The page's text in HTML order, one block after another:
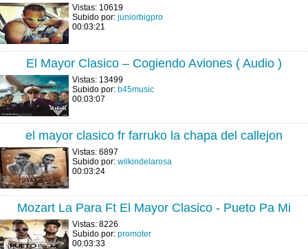
Vistas: 10619
Subido por: juniorbigpro
00:03:21
El Mayor Clasico – Cogiendo Aviones ( Audio )
Vistas: 13499
Subido por: b45music
00:03:07
el mayor clasico fr farruko la chapa del callejon
Vistas: 6897
Subido por: wilkindelarosa
00:03:24
Mozart La Para Ft El Mayor Clasico - Pueto Pa Mi
Vistas: 8226
Subido por: promoter
00:03:33